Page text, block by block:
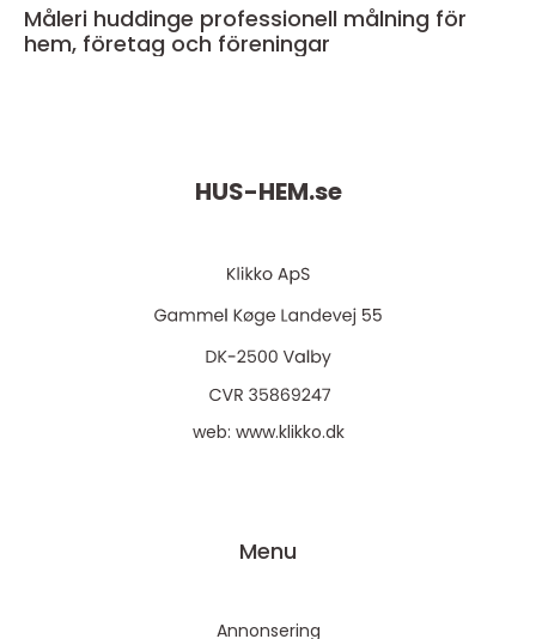
Måleri huddinge professionell målning för
hem, företag och föreningar
HUS-HEM.se
web: www.klikko.dk
Menu
Annonsering